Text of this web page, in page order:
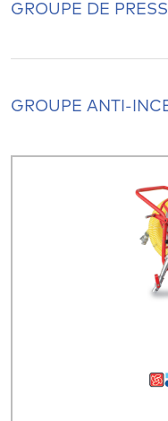
GROUPE DE
GROUPE ANTI-